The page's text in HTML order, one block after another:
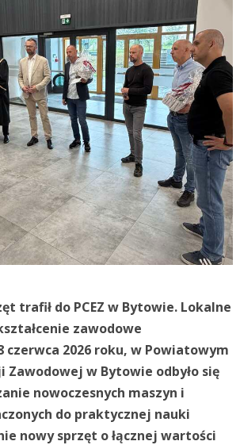
trafił do PCEZ w Bytowie. Lokalne
zawodowe
czerwca 2026 roku, w Powiatowym
Zawodowej w Bytowie odbyło się
nowoczesnych maszyn i
do praktycznej nauki
nowy sprzęt o łącznej wartości